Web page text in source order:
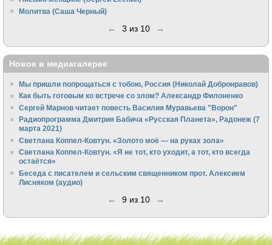
Молитва (Саша Черный)
← 3 из 10 →
Новое в медиагалерее
Мы пришли попрощаться с тобою, Россия (Николай Добронравов)
Как быть готовым ко встрече со злом? Александр Филоненко
Сергей Марнов читает повесть Василия Муравьева "Ворон"
Радиопрограмма Дмитрия Бабича «Русская Планета», Радонеж (7
марта 2021)
Светлана Коппел-Ковтун. «Золото моё — на руках зола»
Светлана Коппел-Ковтун. «Я не тот, кто уходит, а тот, кто всегда
остаётся»
Беседа с писателем и сельским священником прот. Алексием
Лисняком (аудио)
← 9 из 10 →